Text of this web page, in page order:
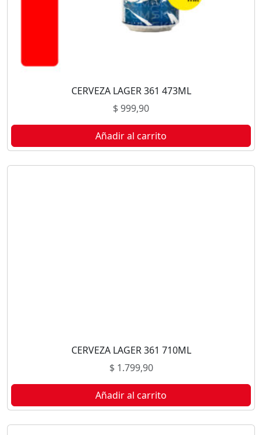
CERVEZA LAGER 361 473ML
$999,90
Añadir al carrito
CERVEZA LAGER 361 710ML
$1.799,90
Añadir al carrito